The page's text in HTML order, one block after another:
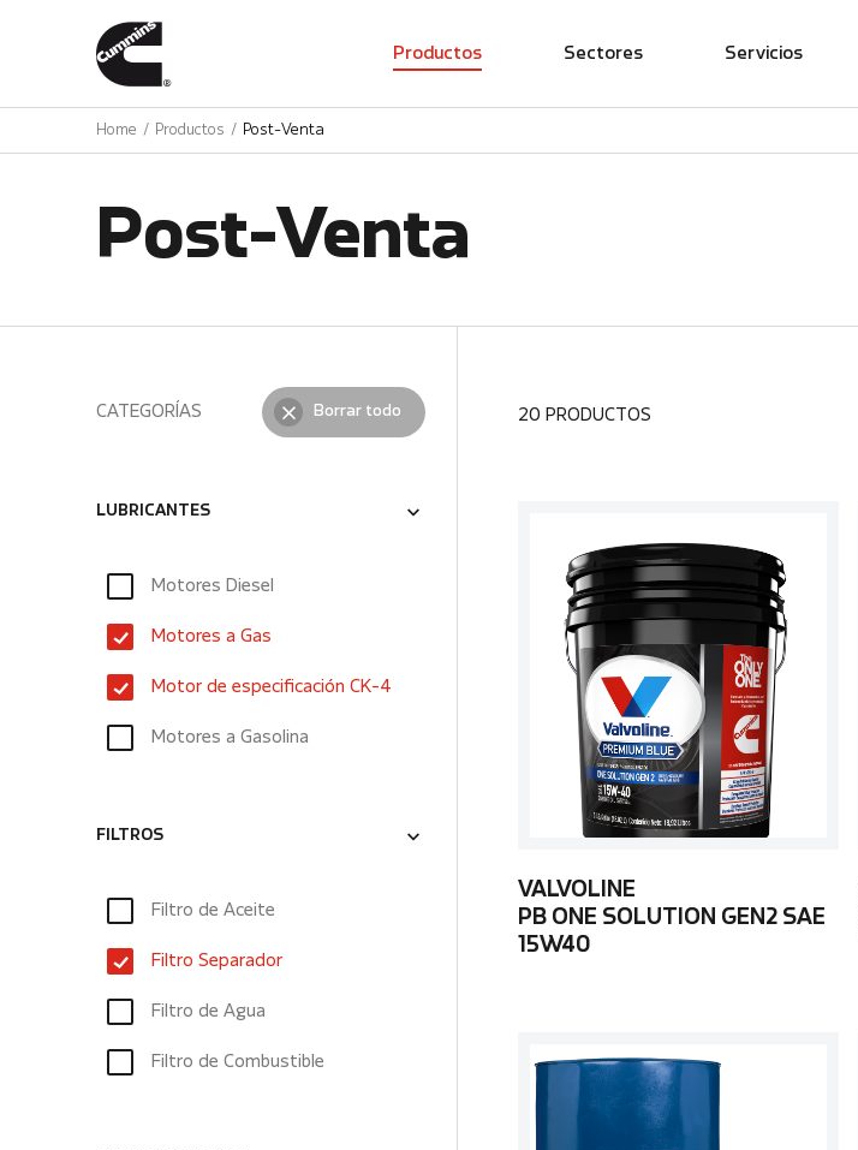
Productos Sectores Servicios
Home Productos Post-Venta
Post-Venta
CATEGORÍAS Borrar todo
LUBRICANTES
Motores Diesel
Motores a Gas
Motor de especificación CK-4
Motores a Gasolina
FILTROS
Filtro de Aceite
Filtro Separador
Filtro de Agua
Filtro de Combustible
20 PRODUCTOS
VALVOLINE
PB ONE SOLUTION GEN2 SAE
15W40